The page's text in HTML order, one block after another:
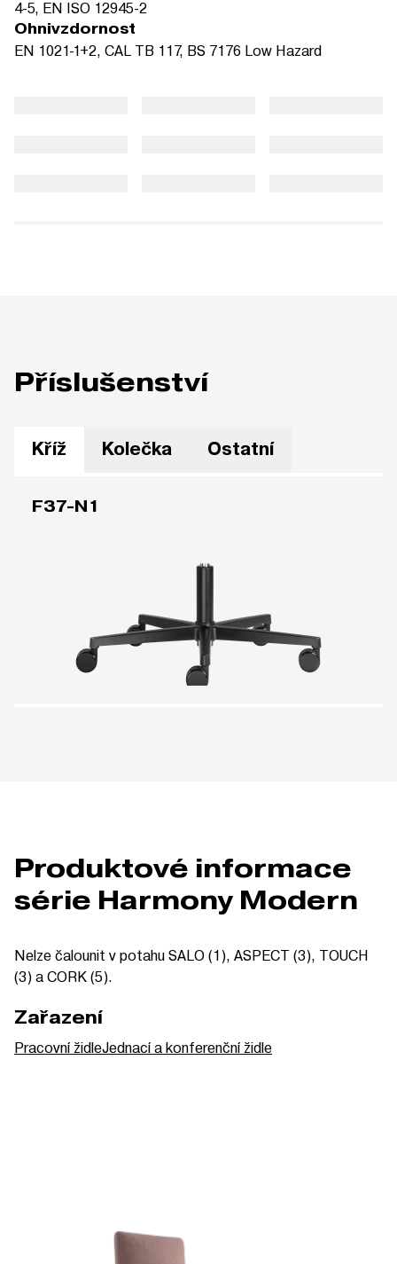
4-5, EN ISO 12945-2
Ohnivzdornost
EN 1021-1+2, CAL TB 117, BS 7176 Low Hazard
Příslušenství
Kříž Kolečka Ostatní
F37-N1
Produktové informace
série Harmony Modern
Nelze čalounit v potahu SALO (1), ASPECT (3), TOUCH
(3) a CORK (5).
Zařazení
Pracovní židleJednací a konferenční židle